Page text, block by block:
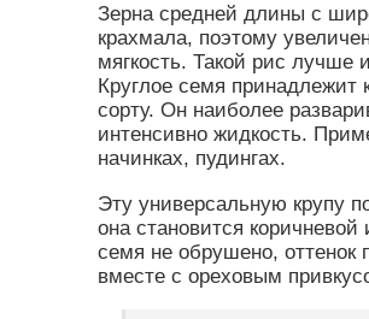
Зерна средней длины с
крахмала, поэтому
мягкость. Такой рис лучше
Круглое семя принадлежит
сорту. Он наиболее
интенсивно жидкость.
начинках, пудингах.
Эту универсальную крупу
она становится
семя не обрушено, оттенок
вместе с ореховым